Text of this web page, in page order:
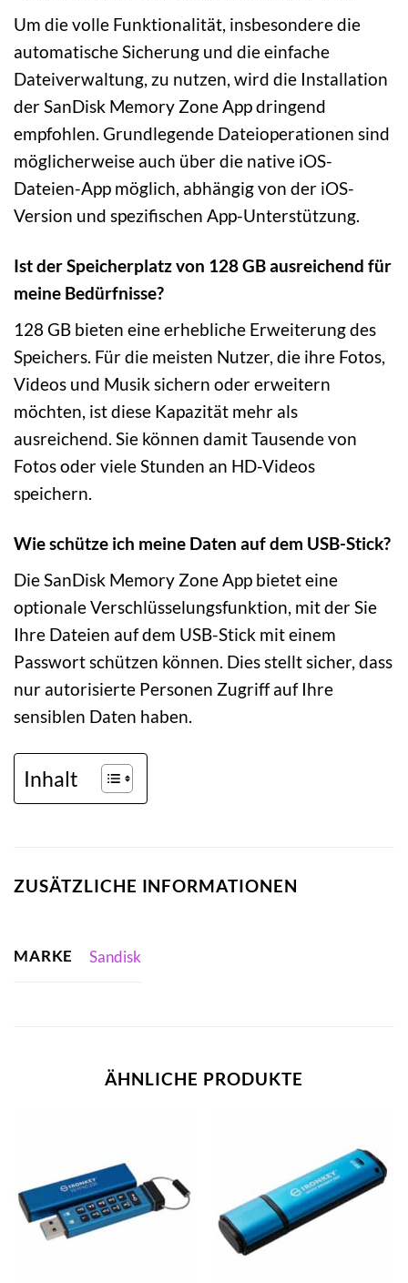
Um die volle Funktionalität, insbesondere die
automatische Sicherung und die einfache
Dateiverwaltung, zu nutzen, wird die Installation
der SanDisk Memory Zone App dringend
empfohlen. Grundlegende Dateioperationen sind
möglicherweise auch über die native iOS-
Dateien-App möglich, abhängig von der iOS-
Version und spezifischen App-Unterstützung.
Ist der Speicherplatz von 128 GB ausreichend für
meine Bedürfnisse?
128 GB bieten eine erhebliche Erweiterung des
Speichers. Für die meisten Nutzer, die ihre Fotos,
Videos und Musik sichern oder erweitern
möchten, ist diese Kapazität mehr als
ausreichend. Sie können damit Tausende von
Fotos oder viele Stunden an HD-Videos
speichern.
Wie schütze ich meine Daten auf dem USB-Stick?
Die SanDisk Memory Zone App bietet eine
optionale Verschlüsselungsfunktion, mit der Sie
Ihre Dateien auf dem USB-Stick mit einem
Passwort schützen können. Dies stellt sicher, dass
nur autorisierte Personen Zugriff auf Ihre
sensiblen Daten haben.
Inhalt
ZUSÄTZLICHE INFORMATIONEN
MARKE Sandisk
ÄHNLICHE PRODUKTE